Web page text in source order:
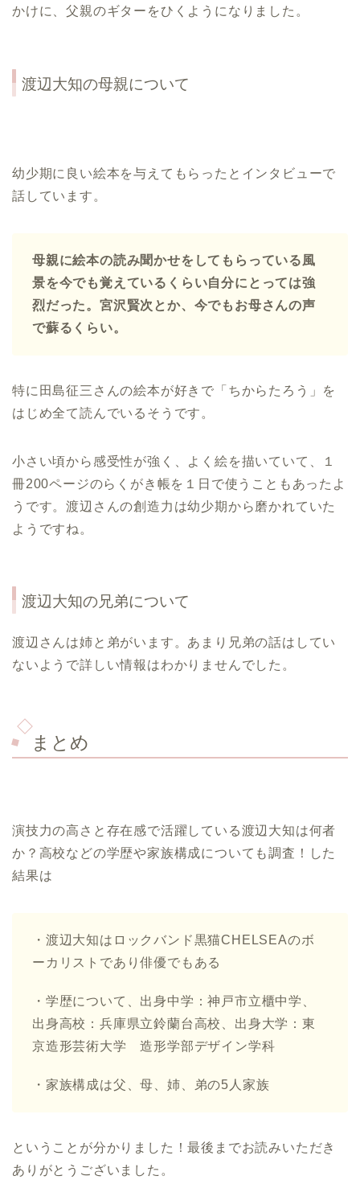
かけに、父親のギターをひくようになりました。
渡辺大知の母親について
幼少期に良い絵本を与えてもらったとインタビューで
話しています。
母親に絵本の読み聞かせをしてもらっている風
景を今でも覚えているくらい自分にとっては強
烈だった。宮沢賢次とか、今でもお母さんの声
で蘇るくらい。
特に田島征三さんの絵本が好きで「ちからたろう」を
はじめ全て読んでいるそうです。
小さい頃から感受性が強く、よく絵を描いていて、１
冊200ページのらくがき帳を１日で使うこともあったよ
うです。渡辺さんの創造力は幼少期から磨かれていた
ようですね。
渡辺大知の兄弟について
渡辺さんは姉と弟がいます。あまり兄弟の話はしてい
ないようで詳しい情報はわかりませんでした。
まとめ
演技力の高さと存在感で活躍している渡辺大知は何者
か？高校などの学歴や家族構成についても調査！した
結果は
・渡辺大知はロックバンド黒猫CHELSEAのボ
ーカリストであり俳優でもある
・学歴について、出身中学：神戸市立櫃中学、
出身高校：兵庫県立鈴蘭台高校、出身大学：東
京造形芸術大学 造形学部デザイン学科
・家族構成は父、母、姉、弟の5人家族
ということが分かりました！最後までお読みいただき
ありがとうございました。